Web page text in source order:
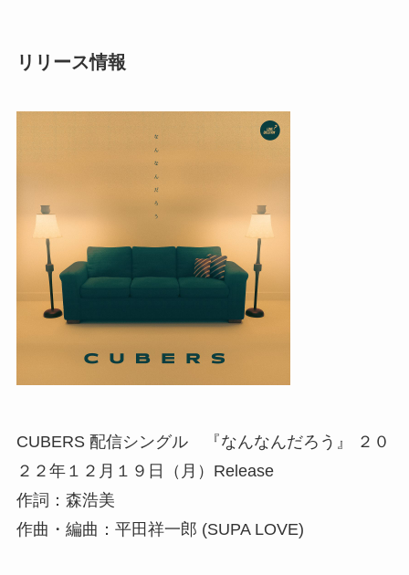
リリース情報
CUBERS 配信シングル 『なんなんだろう』 ２０
２２年１２月１９日（月）Release
作詞：森浩美
作曲・編曲：平田祥一郎 (SUPA LOVE)